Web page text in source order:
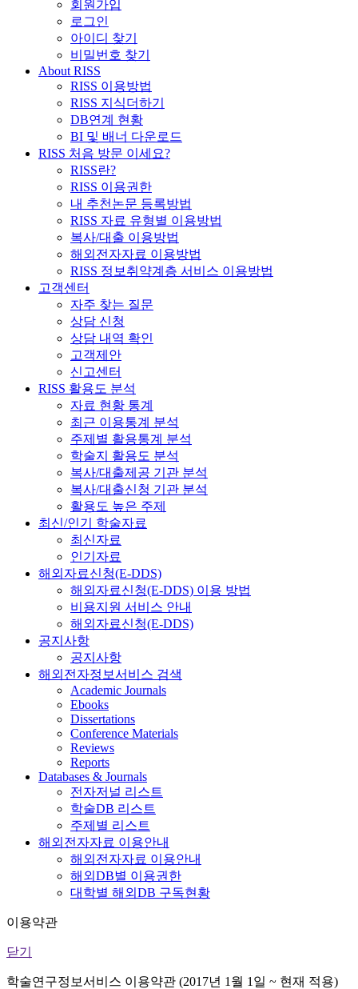
회원가입
로그인
아이디 찾기
비밀번호 찾기
About RISS
RISS 이용방법
RISS 지식더하기
DB연계 현황
BI 및 배너 다운로드
RISS 처음 방문 이세요?
RISS란?
RISS 이용권한
내 추천논문 등록방법
RISS 자료 유형별 이용방법
복사/대출 이용방법
해외전자자료 이용방법
RISS 정보취약계층 서비스 이용방법
고객센터
자주 찾는 질문
상담 신청
상담 내역 확인
고객제안
신고센터
RISS 활용도 분석
자료 현황 통계
최근 이용통계 분석
주제별 활용통계 분석
학술지 활용도 분석
복사/대출제공 기관 분석
복사/대출신청 기관 분석
활용도 높은 주제
최신/인기 학술자료
최신자료
인기자료
해외자료신청(E-DDS)
해외자료신청(E-DDS) 이용 방법
비용지원 서비스 안내
해외자료신청(E-DDS)
공지사항
공지사항
해외전자정보서비스 검색
Academic Journals
Ebooks
Dissertations
Conference Materials
Reviews
Reports
Databases & Journals
전자저널 리스트
학술DB 리스트
주제별 리스트
해외전자자료 이용안내
해외전자자료 이용안내
해외DB별 이용권한
대학별 해외DB 구독현황
이용약관
닫기
학술연구정보서비스 이용약관 (2017년 1월 1일 ~ 현재 적용)